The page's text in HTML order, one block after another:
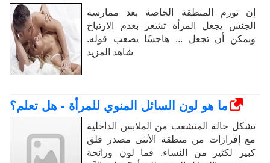
إن تورم المنطقة الخاصة بعد ممارسة
الجنس يجعل المرأة تشعر بعدم الارتياح
ويمكن أن تجعل ... هاجسًا يصعب قوله.
شاهد المزيد
ما هو لون السائل المنوي للمرأة - هل تعلم؟
تشكل حالة المنشعب من الملابس الداخلية
مع إفرازات من منطقة الأنثى مصدر قلق
كبير لكثير من النساء. فما لون ورائحة